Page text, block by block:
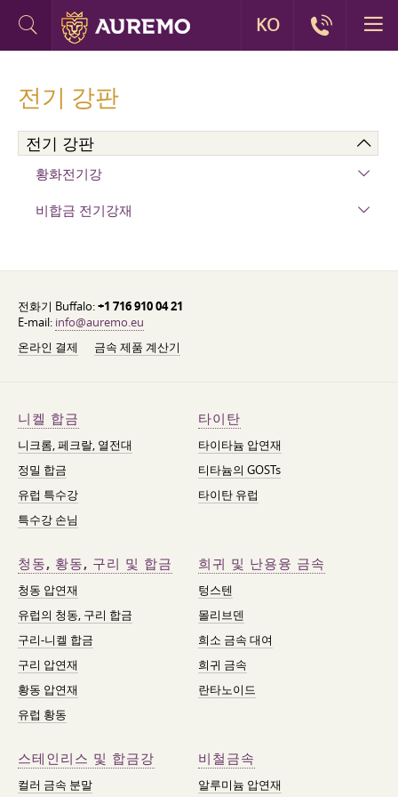
전기 강판
전기 강판
황화전기강
비합금 전기강재
전화기 Buffalo:+1 716 910 04 21
E-mail: info@auremo.eu
온라인 결제
금속 제품 계산기
니켈 합금
니크롬, 페크랄, 열전대
정밀 합금
유럽 특수강
특수강 손님
타이탄
타이타늄 압연재
티타늄의 GOSTs
타이탄 유럽
청동, 황동, 구리 및 합금
청동 압연재
유럽의 청동, 구리 합금
구리-니켈 합금
구리 압연재
황동 압연재
유럽 황동
희귀 및 난용융 금속
텅스텐
몰리브덴
희소 금속 대여
희귀 금속
란타노이드
스테인리스 및 합금강
컬러 금속 분말
비철금속
알루미늄 압연재
KO